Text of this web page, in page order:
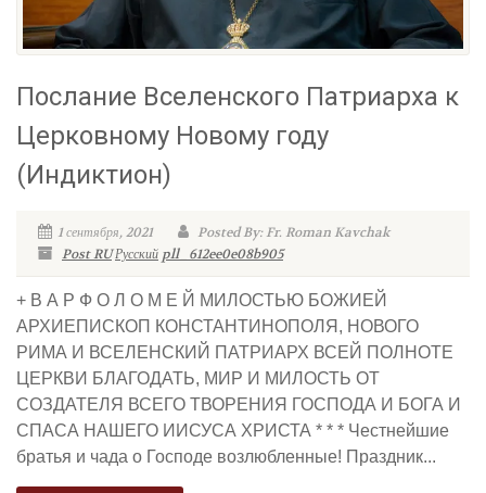
Послание Вселенского Патриарха к
Церковному Новому году
(Индиктион)
1 сентября, 2021
Posted By: Fr. Roman Kavchak
Post RUРусский pll_612ee0e08b905
+ В А Р Ф О Л О М Е Й МИЛОСТЬЮ БОЖИЕЙ
АРХИЕПИСКОП КОНСТАНТИНОПОЛЯ, НОВОГО
РИМА И ВСЕЛЕНСКИЙ ПАТРИАРХ ВСЕЙ ПОЛНОТЕ
ЦЕРКВИ БЛАГОДАТЬ, МИР И МИЛОСТЬ ОТ
СОЗДАТЕЛЯ ВСЕГО ТВОРЕНИЯ ГОСПОДА И БОГА И
СПАСА НАШЕГО ИИСУСА ХРИСТА * * * Честнейшие
братья и чада о Господе возлюбленные! Праздник...